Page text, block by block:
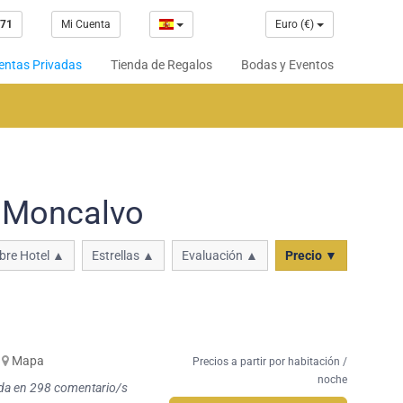
Mi Cuenta Euro (€)
Privadas Tienda de Regalos Bodas y Eventos
Hotel ▲ Estrellas ▲ Evaluación ▲ Precio ▼
Mapa
en 298 comentario/s
Precios a partir por habitación /
noche